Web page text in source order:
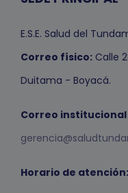
E.S.E. Salud del
Correo físico: Calle
Duitama - Boyacá.
Correo
Horario de atención: